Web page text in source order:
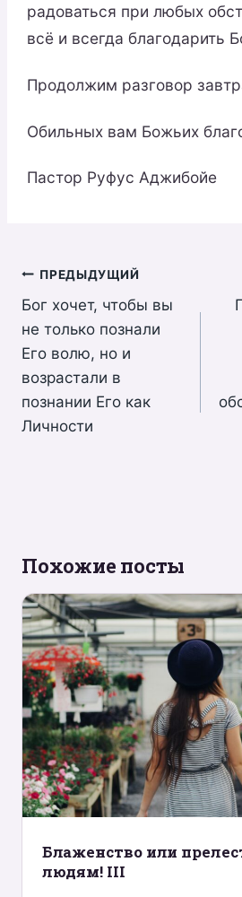
радоваться при любых
всё и всегда благодарить
Продолжим разговор
Обильных вам Божьих
Пастор Руфус Аджибойе
Навигация
по
записям
ПРЕДЫДУЩИЙ
Бог хочет, чтобы вы
не только познали
Его волю, но и
возрастали в
познании Его как
Личности
Похожие посты
Блаженство или
людям! III